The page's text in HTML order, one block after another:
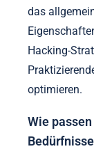
das
Hacking-
optimieren.
Wie